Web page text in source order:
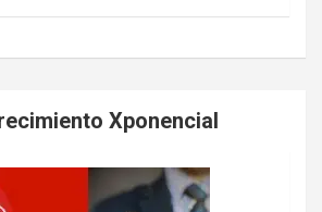
Xponencial